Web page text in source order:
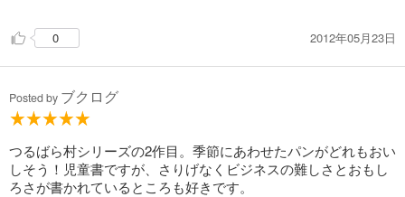
0 2012年05月23日
Posted by ブクログ
つるばら村シリーズの2作目。季節にあわせたパンがどれもおい
しそう！児童書ですが、さりげなくビジネスの難しさとおもし
ろさが書かれているところも好きです。